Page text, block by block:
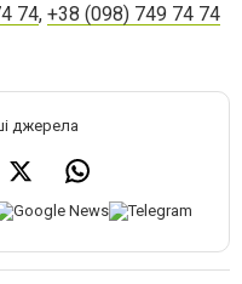
74, +38 (098) 749 74 74
джерела